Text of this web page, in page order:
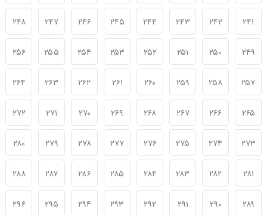
۲۴۱ ۲۴۲ ۲۴۳ ۲۴۴ ۲۴۵ ۲۴۶ ۲۴۷ ۲۴۸
۲۴۹ ۲۵۰ ۲۵۱ ۲۵۲ ۲۵۳ ۲۵۴ ۲۵۵ ۲۵۶
۲۵۷ ۲۵۸ ۲۵۹ ۲۶۰ ۲۶۱ ۲۶۲ ۲۶۳ ۲۶۴
۲۶۵ ۲۶۶ ۲۶۷ ۲۶۸ ۲۶۹ ۲۷۰ ۲۷۱ ۲۷۲
۲۷۳ ۲۷۴ ۲۷۵ ۲۷۶ ۲۷۷ ۲۷۸ ۲۷۹ ۲۸۰
۲۸۱ ۲۸۲ ۲۸۳ ۲۸۴ ۲۸۵ ۲۸۶ ۲۸۷ ۲۸۸
۲۸۹ ۲۹۰ ۲۹۱ ۲۹۲ ۲۹۳ ۲۹۴ ۲۹۵ ۲۹۶